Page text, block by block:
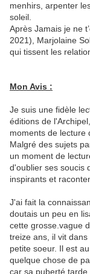
menhirs, arpenter
soleil.
Après Jamais je ne
2021), Marjolaine
qui tissent les
Mon Avis :
Je suis une fidèle
éditions de
moments de lecture
Malgré des sujets
un moment de
d'oublier ses soucis
inspirants et
J'ai fait la
doutais un peu en
cette grosse.vague
treize ans, il vit
petite soeur. Il est
quelque chose de
car sa puberté